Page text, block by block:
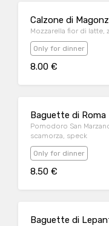
Calzone di
Mozzarella fior di latte,
Only for dinner
8.00 €
Baguette di Roma
Pomodoro San
scamorza, speck
Only for dinner
8.50 €
Baguette di